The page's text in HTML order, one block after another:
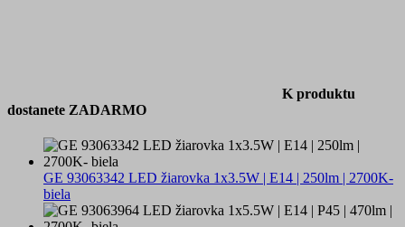
K produktu
dostanete ZADARMO
GE 93063342 LED žiarovka 1x3.5W | E14 | 250lm | 2700K-
biela